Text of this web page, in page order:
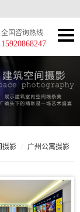
全国咨询热线
15920868247
摄影 广州公寓摄影